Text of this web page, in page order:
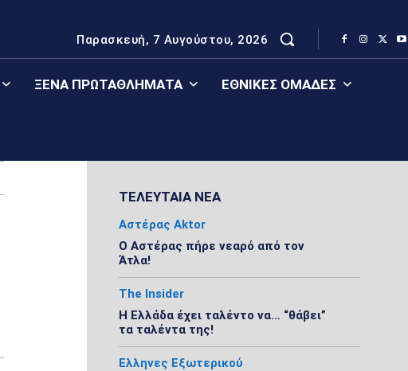
Παρασκευή, 7 Αυγούστου, 2026
ΞΈΝΑ ΠΡΩΤΑΘΛΉΜΑΤΑ ΕΘΝΙΚΈΣ ΟΜΆΔΕΣ
ΤΕΛΕΥΤΑΙΑ ΝΕΑ
Αστέρας Aktor
Ο Αστέρας πήρε νεαρό από τον
Άτλα!
The Insider
Η Ελλάδα έχει ταλέντο να… “θάβει”
τα ταλέντα της!
Ελληνες Εξωτερικού